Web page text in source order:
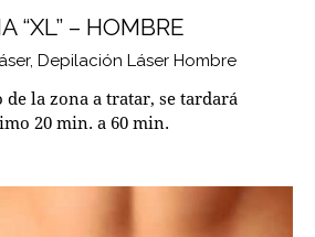
“XL” – HOMBRE
Depilación Láser Hombre
de la zona a tratar, se tardará
20 min. a 60 min.